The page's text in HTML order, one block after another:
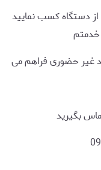
دستگاه کسب نمایید
خدمتم
غیر حضوری فراهم می
بگیرید